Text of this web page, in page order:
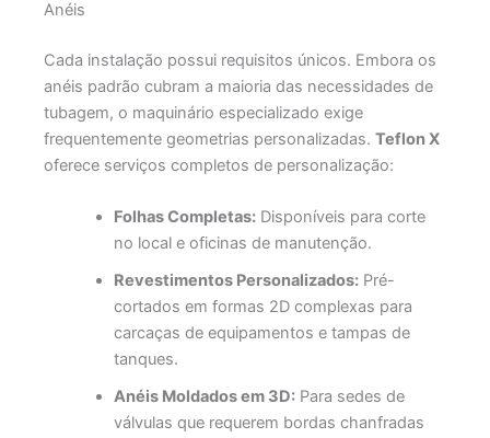
Anéis
Cada instalação possui requisitos únicos. Embora os
anéis padrão cubram a maioria das necessidades de
tubagem, o maquinário especializado exige
frequentemente geometrias personalizadas. Teflon X
oferece serviços completos de personalização:
Folhas Completas:Disponíveis para corte
no local e oficinas de manutenção.
Revestimentos Personalizados:Pré-
cortados em formas 2D complexas para
carcaças de equipamentos e tampas de
tanques.
Anéis Moldados em 3D:Para sedes de
válvulas que requerem bordas chanfradas